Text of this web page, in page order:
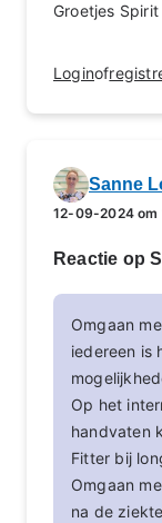
Groetjes Spirit
Loginof
Sanne
12-09-2024 om
Reactie op
Omgaan
iedereen is
Op het
handvaten
Fitter bij
Omgaan
na de